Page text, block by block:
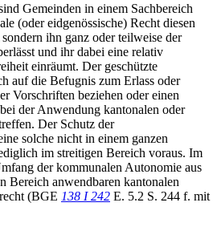
Gemeinden in einem Sachbereich
(oder eidgenössische) Recht diesen
ihn ganz oder teilweise der
und ihr dabei eine relativ
einräumt. Der geschützte
auf die Befugnis zum Erlass oder
Vorschriften beziehen oder einen
der Anwendung kantonalen oder
Der Schutz der
solche nicht in einem ganzen
im streitigen Bereich voraus. Im
der kommunalen Autonomie aus
Bereich anwendbaren kantonalen
(BGE 138 I 242 E. 5.2 S. 244 f. mit